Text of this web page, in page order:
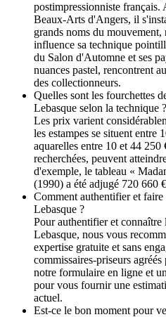
postimpressionniste français.
Beaux-Arts d'Angers, il
grands noms du
influence sa technique
du Salon d'Automne et ses
nuances pastel, rencontrent
des collectionneurs.
Quelles sont les fourchettes
Lebasque selon la technique ?
Les prix varient
les estampes se situent entre
aquarelles entre 10 et 44
recherchées, peuvent
d'exemple, le tableau «
(1990) a été adjugé 720 660
Comment authentifier et
Lebasque ?
Pour authentifier et
Lebasque, nous vous
expertise gratuite et sans
commissaires-priseurs
notre formulaire en ligne et
pour vous fournir une
actuel.
Est-ce le bon moment pour